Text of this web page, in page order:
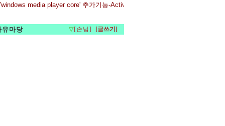
'windows media player core' 추가기능-ActiveX 컨터롤 설치 메세지가 나오면?
유마당 ▽[손님]